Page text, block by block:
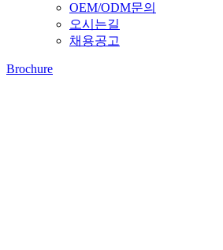
OEM/ODM문의
오시는길
채용공고
Brochure